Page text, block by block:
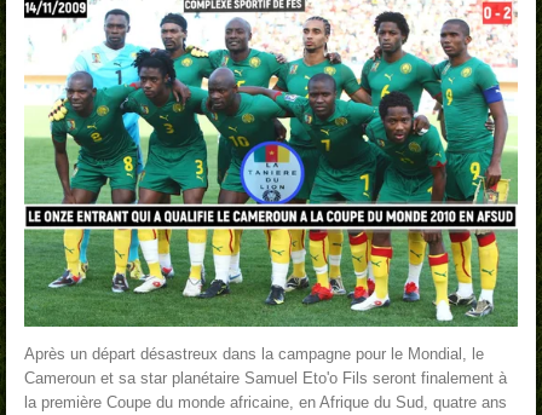
Après un départ désastreux dans la campagne pour le Mondial, le
Cameroun et sa star planétaire Samuel Eto'o Fils seront finalement à
la première Coupe du monde africaine, en Afrique du Sud, quatre ans